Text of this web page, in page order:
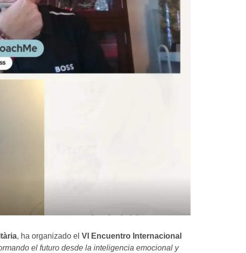
, ha organizado el VI Encuentro Internacional
el futuro desde la inteligencia emocional y